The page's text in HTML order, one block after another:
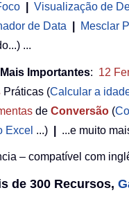
Visualização de
de Data Mesclar
...
Importantes: 12
Práticas (Calcular a
de Conversão (
Excel ...) ...e muito
– compatível com
de 300 Recursos,